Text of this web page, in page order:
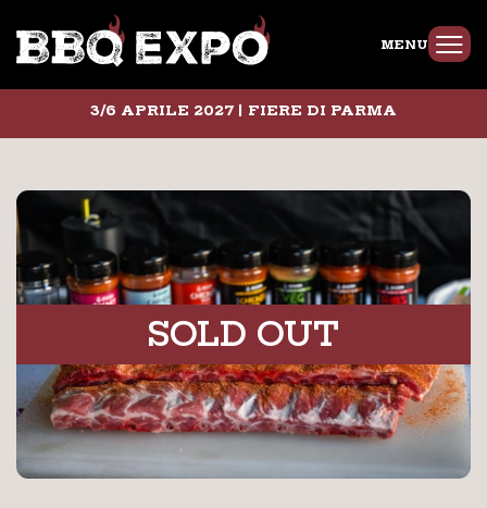
MENU
3/6 APRILE 2027 | FIERE DI PARMA
SOLD OUT